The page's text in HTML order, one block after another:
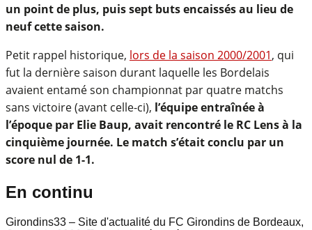
un point de plus, puis sept buts encaissés au lieu de
neuf cette saison.
Petit rappel historique, lors de la saison 2000/2001, qui
fut la dernière saison durant laquelle les Bordelais
avaient entamé son championnat par quatre matchs
sans victoire (avant celle-ci), l’équipe entraînée à
l’époque par Elie Baup, avait rencontré le RC Lens à la
cinquième journée. Le match s’était conclu par un
score nul de 1-1.
En continu
Girondins33 – Site d'actualité du FC Girondins de Bordeaux,